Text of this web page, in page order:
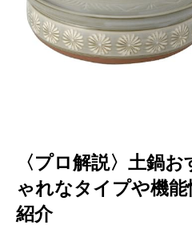
〈プロ解説〉土鍋
ゃれなタイプや機
紹介